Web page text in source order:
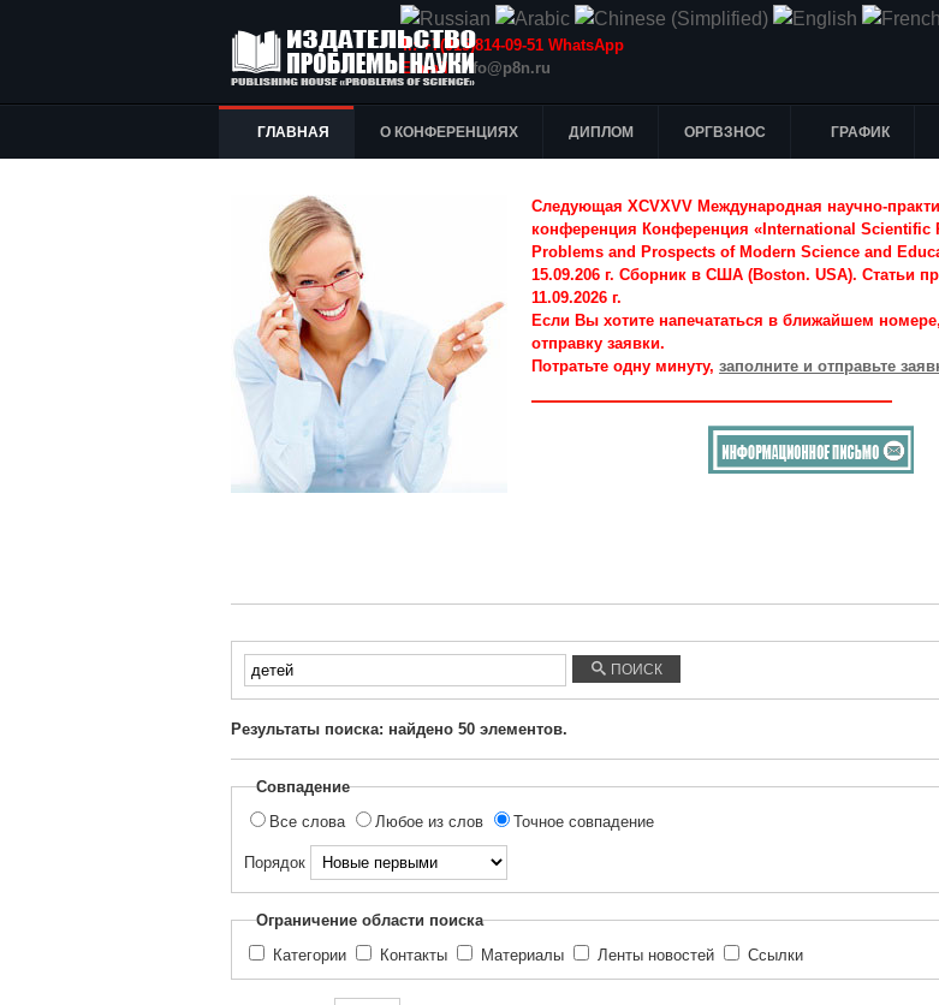
Т.: +7(915)814-09-51 WhatsApp
E-mail:info@p8n.ru
ГЛАВНАЯ О КОНФЕРЕНЦИЯХ ДИПЛОМ ОРГВЗНОС ГРАФИК
Следующая XCVXVV Международная научно-
конференция Конференция «International Scientific
Problems and Prospects of Modern Science and
15.09.206 г. Сборник в США (Boston. USA). Статьи
11.09.2026 г.
Если Вы хотите напечататься в ближайшем
отправку заявки.
Потратьте одну минуту, заполните и отправьте
Введите
текст
поиска...
ПОИСК
Результаты поиска: найдено 50 элементов.
Совпадение
Все слова
Любое из слов Точное совпадение
Порядок
Ограничение области поиска
Категории
Контакты Материалы Ленты новостей Ссылки